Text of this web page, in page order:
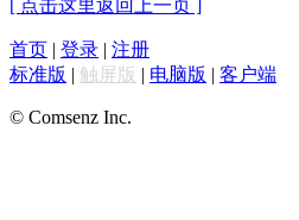
[ 点击这里返回上一页 ]
首页 | 登录 | 注册
标准版 | 触屏版 | 电脑版 | 客户端
© Comsenz Inc.